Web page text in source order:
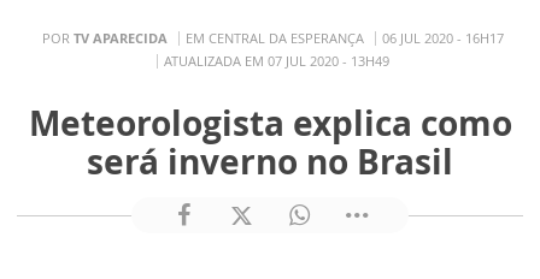
POR TV APARECIDA EM CENTRAL DA ESPERANÇA
06 JUL 2020 - 16H17
ATUALIZADA EM 07 JUL 2020 - 13H49
Meteorologista explica como
será inverno no Brasil